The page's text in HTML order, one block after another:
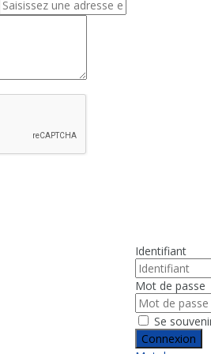
Identifiant
Mot de passe
Se
Connexion